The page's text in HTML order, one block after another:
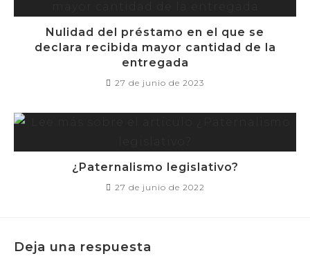
Nulidad del préstamo en el que se
declara recibida mayor cantidad de la
entregada
27 de junio de 2023
¿Paternalismo legislativo?
27 de junio de 2022
Deja una respuesta